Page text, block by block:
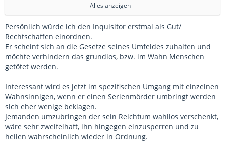
Grund hierfür war der neue Charakter eines Mitspielers.
- ein menschlicher Inquisitor, dessen Familie von der
eigenen Mutter im Wahnsinn ermordet wurde (wennschon
heftig, dann aber richtig^^) und der daraufhin von der
Klasse) ausgebildet werden sollte.
Während seiner Ausbildung arbeitete er im Hospital und
musste auch für die geistig verwirrten und dem Wahnsinn
verfallenen sorgen.
Im Laufe seiner Ausbildung hat er sich dann der Einstellung
angenommen, dass alle Geistig beeinträchtigten dem Chaos
Alles anzeigen
Persönlich würde ich den Inquisitor erstmal als Gut/
Rechtschaffen einordnen.
Er scheint sich an die Gesetze seines Umfeldes zuhalten und
möchte verhindern das grundlos, bzw. im Wahn Menschen
getötet werden.
Interessant wird es jetzt im spezifischen Umgang mit einzelnen
Wahnsinnigen, wenn er einen Serienmörder umbringt werden
sich eher wenige beklagen.
Jemanden umzubringen der sein Reichtum wahllos verschenkt,
wäre sehr zweifelhaft, ihn hingegen einzusperren und zu
heilen wahrscheinlich wieder in Ordnung.